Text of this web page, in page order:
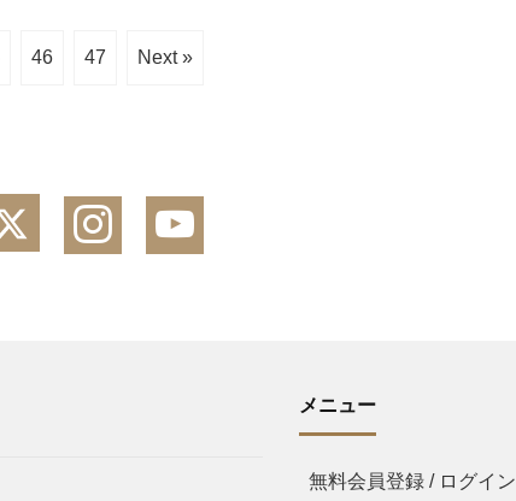
46 47 Next »
メニュー
無料会員登録 / ログイン